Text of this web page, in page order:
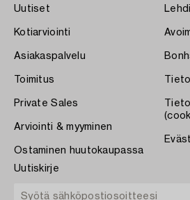
Uutiset
Kotiarviointi
Asiakaspalvelu
Toimitus
Private Sales
Arviointi & myyminen
Ostaminen huutokaupassa
Uutiskirje